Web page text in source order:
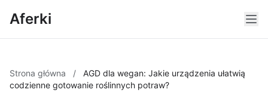
Aferki
Strona główna /
AGD dla wegan: Jakie urządzenia ułatwią
codzienne gotowanie roślinnych potraw?